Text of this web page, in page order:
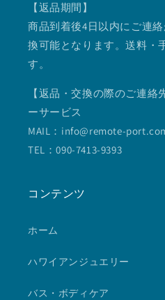
【返品期間】
商品到着後4日以内にご連
換可能となります。送料・
す。
【返品・交換の際のご連絡
ーサービス
MAIL：info@remote-
TEL：090-7413-9393
コンテンツ
ホーム
ハワイアンジュエリー
バス・ボディケア